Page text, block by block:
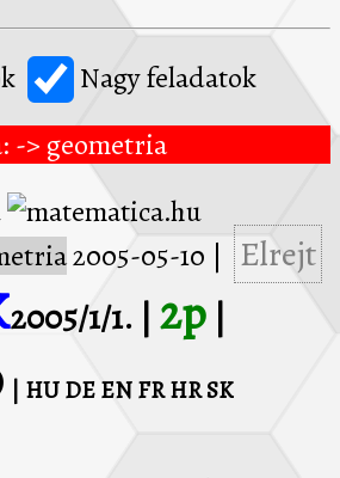
Nagy feladatok
-> geometria
2005-05-10
Elrejt
2005/1/1. | 2p
| HUDEENFRHRSK
fel az AB szakasz felezőpontjának koordinátáit!